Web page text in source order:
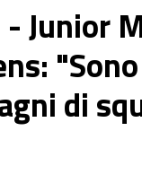
- Junior
di